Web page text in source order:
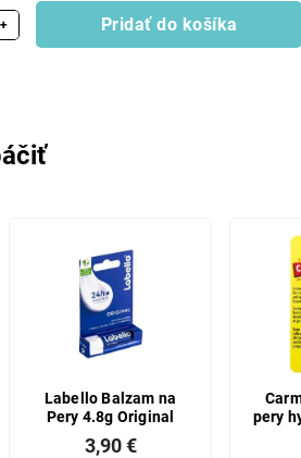
+ Pridať do košíka
Labello Balzam na
Pery 4.8g Original
3,90 €
pery